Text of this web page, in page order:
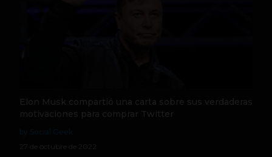
Elon Musk compartió una carta sobre sus verdaderas
motivaciones para comprar Twitter
27 de octubre de 2022